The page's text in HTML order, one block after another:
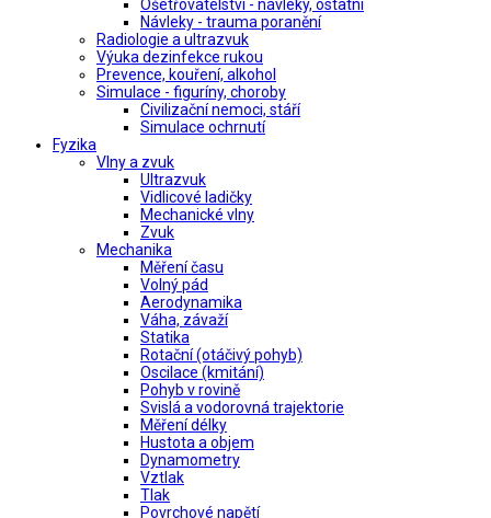
Ošetřovatelství - návleky, ostatní
Návleky - trauma poranění
Radiologie a ultrazvuk
Výuka dezinfekce rukou
Prevence, kouření, alkohol
Simulace - figuríny, choroby
Civilizační nemoci, stáří
Simulace ochrnutí
Fyzika
Vlny a zvuk
Ultrazvuk
Vidlicové ladičky
Mechanické vlny
Zvuk
Mechanika
Měření času
Volný pád
Aerodynamika
Váha, závaží
Statika
Rotační (otáčivý pohyb)
Oscilace (kmitání)
Pohyb v rovině
Svislá a vodorovná trajektorie
Měření délky
Hustota a objem
Dynamometry
Vztlak
Tlak
Povrchové napětí